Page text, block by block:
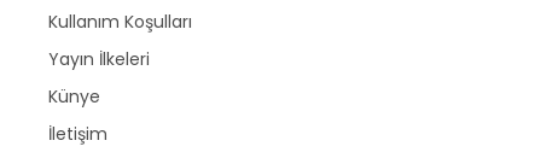
Kullanım Koşulları
Yayın İlkeleri
Künye
İletişim